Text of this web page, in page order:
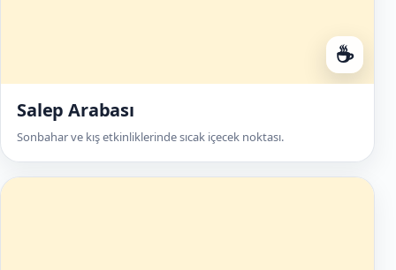
☕
Salep Arabası
Sonbahar ve kış etkinliklerinde sıcak içecek noktası.